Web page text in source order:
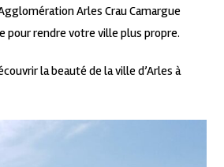
Arles Crau Camargue
pour rendre votre ville plus propre.
la beauté de la ville d’Arles à